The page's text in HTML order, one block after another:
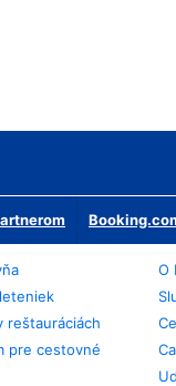
reštauráciách
pre cestovné
O